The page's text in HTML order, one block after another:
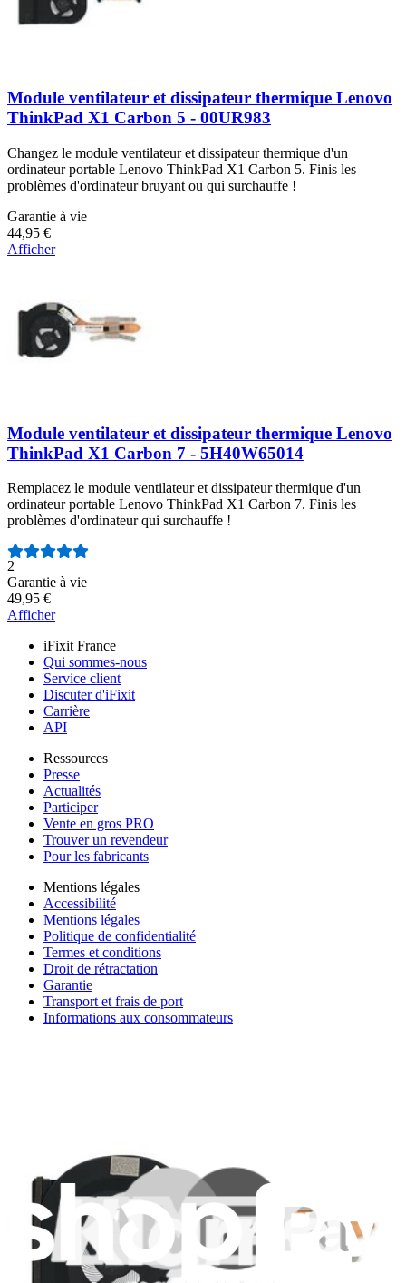
Module ventilateur et dissipateur thermique Lenovo
ThinkPad X1 Carbon 5 - 00UR983
Changez le module ventilateur et dissipateur thermique d'un
ordinateur portable Lenovo ThinkPad X1 Carbon 5. Finis les
problèmes d'ordinateur bruyant ou qui surchauffe !
Garantie à vie
44,95 €
Afficher
Module ventilateur et dissipateur thermique Lenovo
ThinkPad X1 Carbon 7 - 5H40W65014
Remplacez le module ventilateur et dissipateur thermique d'un
ordinateur portable Lenovo ThinkPad X1 Carbon 7. Finis les
problèmes d'ordinateur qui surchauffe !
Nombre d'avis :
2
Garantie à vie
49,95 €
Afficher
iFixit France
Qui sommes-nous
Service client
Discuter d'iFixit
Carrière
API
Ressources
Presse
Actualités
Participer
Vente en gros PRO
Trouver un revendeur
Pour les fabricants
Mentions légales
Accessibilité
Mentions légales
Politique de confidentialité
Termes et conditions
Droit de rétractation
Garantie
Transport et frais de port
Informations aux consommateurs
Je m'abonne à la newsletter